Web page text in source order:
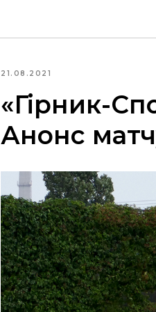
21.08.2021
«Гірник-
Анонс